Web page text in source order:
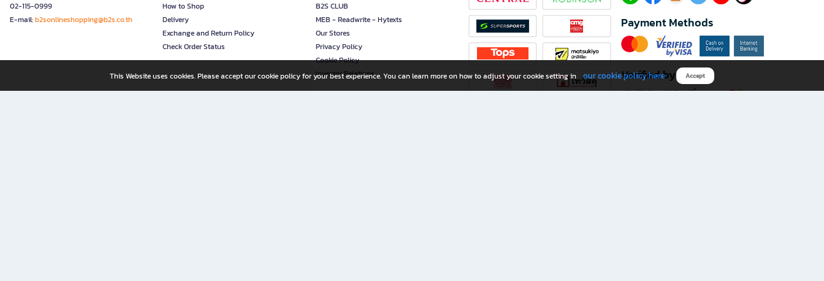
02-115-0999
E-mail:b2sonlineshopping@b2s.co.th
How to Shop
Delivery
Exchange and Return Policy
Check Order Status
B2S CLUB
MEB - Readwrite - Hytexts
Our Stores
Privacy Policy
Cookie Policy
Investor Relations
Payment Methods
Verified by
This Website uses cookies. Please accept our cookie policy for your best experience. You can learn more on how to adjust your cookie setting in our cookie policy here Accept